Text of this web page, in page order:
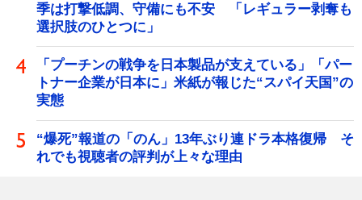
季は打撃低調、守備にも不安 「レギュラー剥奪も
選択肢のひとつに」
「プーチンの戦争を日本製品が支えている」「パー
トナー企業が日本に」米紙が報じた“スパイ天国”の
実態
“爆死”報道の「のん」13年ぶり連ドラ本格復帰 そ
れでも視聴者の評判が上々な理由